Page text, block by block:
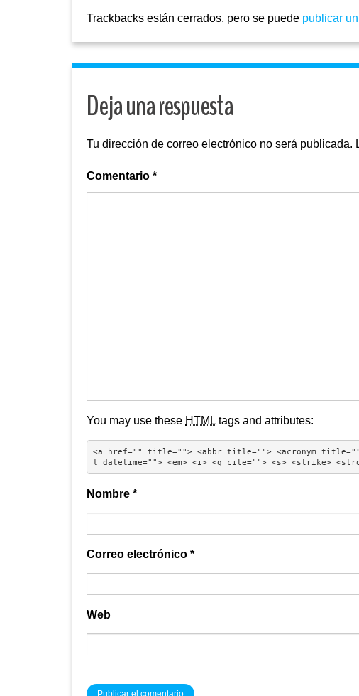
Trackbacks están cerrados, pero se puede publicar
Deja una respuesta
Tu dirección de correo electrónico no será publicada.
Comentario *
You may use these HTML tags and attributes:
<a href="" title=""> <abbr title=""> <acronym
l datetime=""> <em> <i> <q cite=""> <s> <strike>
Nombre *
Correo electrónico *
Web